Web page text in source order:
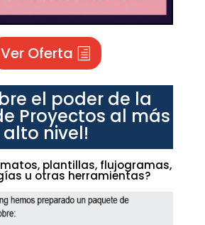
Ver Oferta
el poder de la
Proyectos al más
alto nivel!
plantillas, flujogramas,
u otras herramientas?